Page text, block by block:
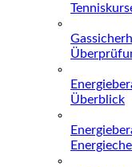
Überblick